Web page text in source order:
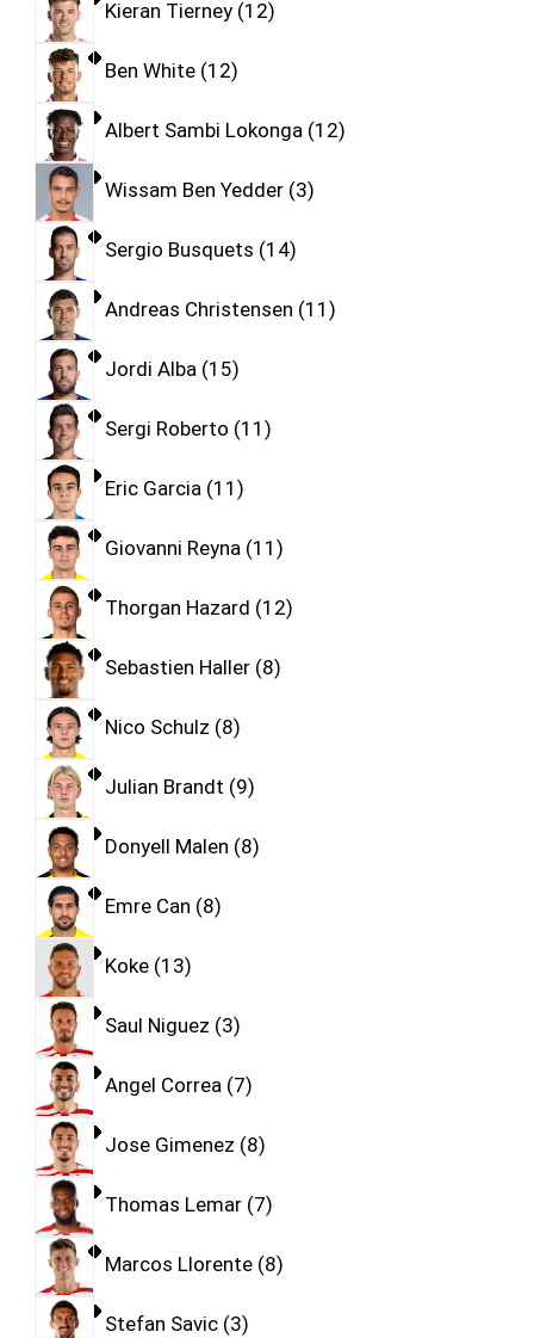
Kieran Tierney 12
Ben White 12
Albert Sambi Lokonga 12
Wissam Ben Yedder 3
Sergio Busquets 14
Andreas Christensen 11
Jordi Alba 15
Sergi Roberto 11
Eric Garcia 11
Giovanni Reyna 11
Thorgan Hazard 12
Sebastien Haller 8
Nico Schulz 8
Julian Brandt 9
Donyell Malen 8
Emre Can 8
Koke 13
Saul Niguez 3
Angel Correa 7
Jose Gimenez 8
Thomas Lemar 7
Marcos Llorente 8
Stefan Savic 3